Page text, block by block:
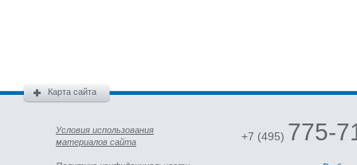
Карта сайта
Условия использования
материалов сайта
+7 (495) 775-